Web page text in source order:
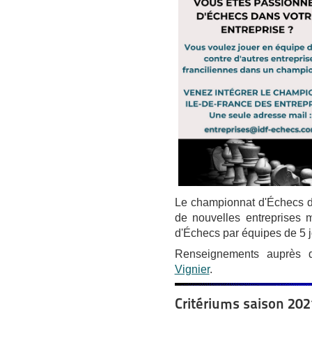
Le championnat d'Échecs
de nouvelles entreprises
d'Échecs par équipes de 5
Renseignements
Vignier.
Critériums saison